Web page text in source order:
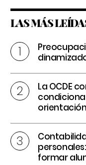
LAS MÁS
La OCDE
formar